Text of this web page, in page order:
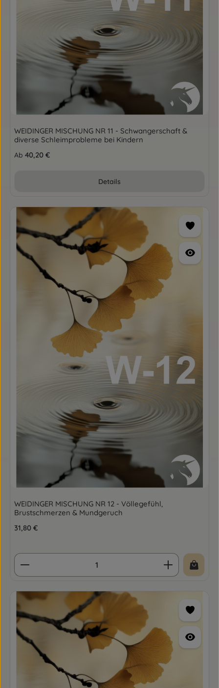
WEIDINGER MISCHUNG NR 11 - Schwangerschaft &
diverse Schleimprobleme bei Kindern
Regulärer Preis:
Ab 40,20 €
Details
WEIDINGER MISCHUNG NR 12 - Völlegefühl,
Brustschmerzen & Mundgeruch
Regulärer Preis:
31,80 €
Produkt Anzahl: Gib den gewünschten Wert